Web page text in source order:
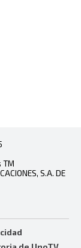
TM
S.A. DE